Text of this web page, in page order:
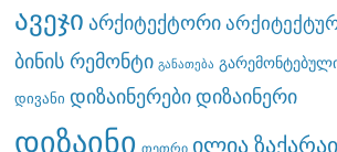
ავეჯი არქიტექტორი
ბინის რემონტი განათება
დივანი დიზაინერებიდიზაინერი
დიზაინი თეთრი ილია